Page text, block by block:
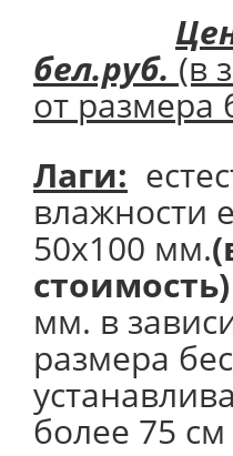
бел.руб. (в
от размера
Лаги:
влажности
50х100 мм.
стоимость)
мм. в
размера
более 75 см